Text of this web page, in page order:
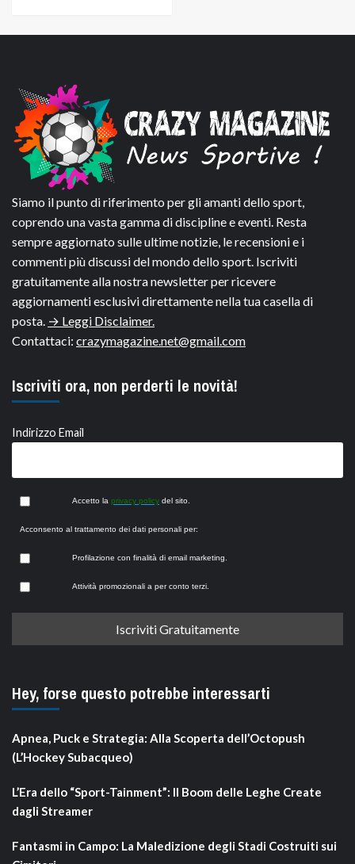
Siamo il punto di riferimento per gli amanti dello sport,
coprendo una vasta gamma di discipline e eventi. Resta
sempre aggiornato sulle ultime notizie, le recensioni e i
commenti più discussi del mondo dello sport. Iscriviti
gratuitamente alla nostra newsletter per ricevere
aggiornamenti esclusivi direttamente nella tua casella di
posta. → Leggi Disclaimer.
Contattaci: crazymagazine.net@gmail.com
Iscriviti ora, non perderti le novità!
Indirizzo Email
Accetto la privacy policy del sito.
Acconsento al trattamento dei dati personali per:
Profilazione con finalità di email marketing.
Attività promozionali a per conto terzi.
Hey, forse questo potrebbe interessarti
Apnea, Puck e Strategia: Alla Scoperta dell’Octopush
(L’Hockey Subacqueo)
L’Era dello “Sport-Tainment”: Il Boom delle Leghe Create
dagli Streamer
Fantasmi in Campo: La Maledizione degli Stadi Costruiti sui